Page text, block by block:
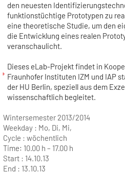
den neuesten
funktionstüchtige Prototypen zu
eine theoretische Studie, um den
die Entwicklung eines realen
veranschaulicht.
Dieses eLab-Projekt findet in
Fraunhofer Instituten IZM und IAP
der HU Berlin, speziell aus dem
wissenschaftlich begleitet.
Wintersemester 2013/2014
Weekday : Mo, Di, Mi,
Cycle : wöchentlich
Time: 10.00 h – 17.00 h
Start : 14.10.13
End : 13.10.13